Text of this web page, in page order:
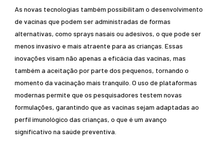
As novas tecnologias também possibilitam o desenvolvimento
de vacinas que podem ser administradas de formas
alternativas, como sprays nasais ou adesivos, o que pode ser
menos invasivo e mais atraente para as crianças. Essas
inovações visam não apenas a eficácia das vacinas, mas
também a aceitação por parte dos pequenos, tornando o
momento da vacinação mais tranquilo. O uso de plataformas
modernas permite que os pesquisadores testem novas
formulações, garantindo que as vacinas sejam adaptadas ao
perfil imunológico das crianças, o que é um avanço
significativo na saúde preventiva.